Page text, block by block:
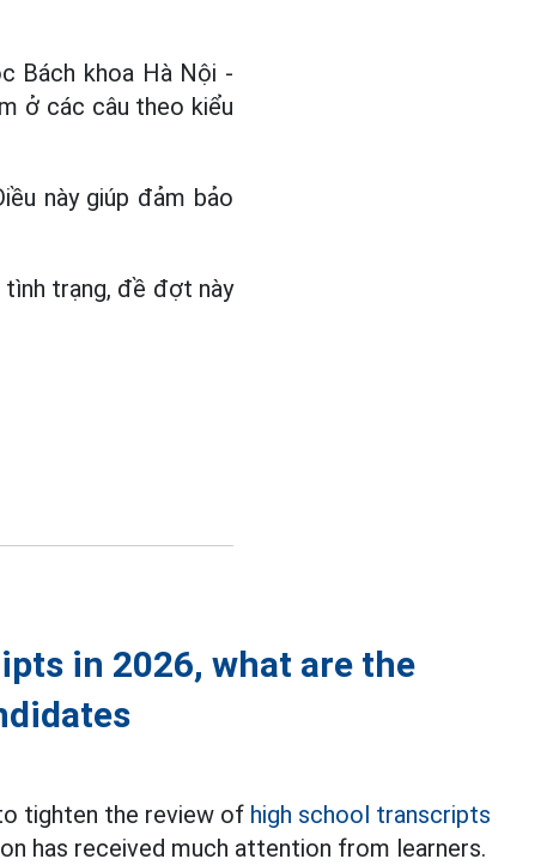
Bách khoa Hà Nội -
ở các câu theo kiểu
này giúp đảm bảo
trạng, đề đợt này
in 2026, what are the
tighten the review of high school transcripts
has received much attention from learners.